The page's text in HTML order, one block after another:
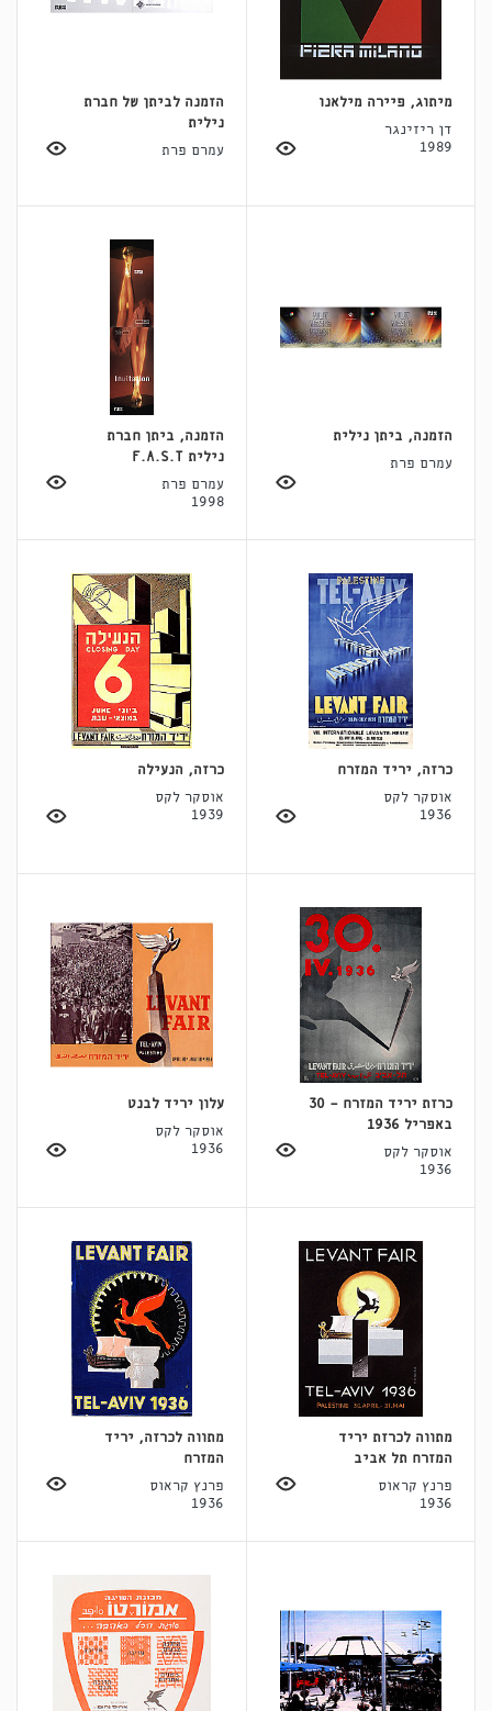
מיתוג, פיירה מילאנו
דן ריזינגר
1989
הזמנה לביתן של חברת
נילית
עמרם פרת
הזמנה, ביתן נילית
עמרם פרת
הזמנה, ביתן חברת
נילית F.A.S.T
עמרם פרת
1998
כרזה, יריד המזרח
אוסקר לקס
1936
כרזה, הנעילה
אוסקר לקס
1939
כרזת יריד המזרח - 30
באפריל 1936
אוסקר לקס
1936
עלון יריד לבנט
אוסקר לקס
1936
מתווה לכרזת יריד
המזרח תל אביב
פרנץ קראוס
1936
מתווה לכרזה, יריד
המזרח
פרנץ קראוס
1936